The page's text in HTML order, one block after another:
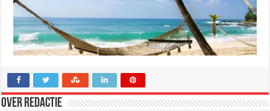
Over Redactie